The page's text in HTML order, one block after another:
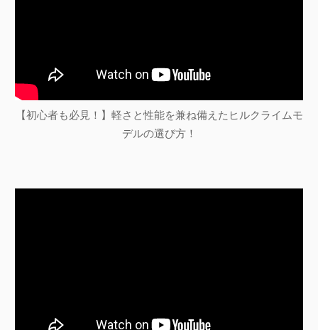
【初心者も必見！】軽さと性能を兼ね備えたヒルクライムモ
デルの選び方！